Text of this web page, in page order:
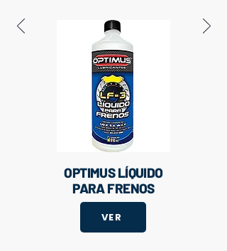
OPTIMUS LÍQUIDO
PARA FRENOS
VER